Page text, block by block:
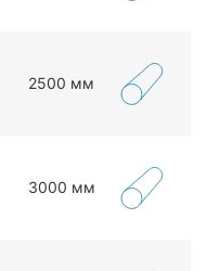
2500 мм
3000 мм